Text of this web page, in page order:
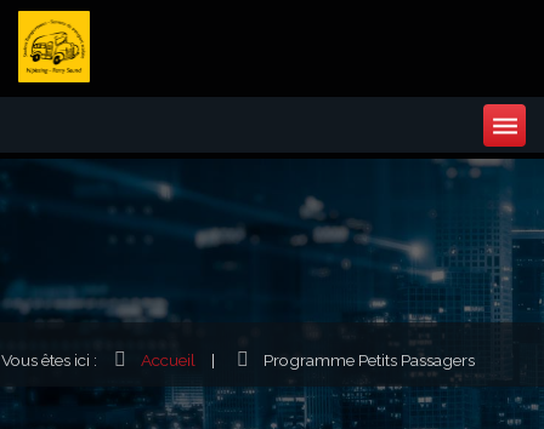
Vous êtes ici : Accueil | Programme Petits Passagers